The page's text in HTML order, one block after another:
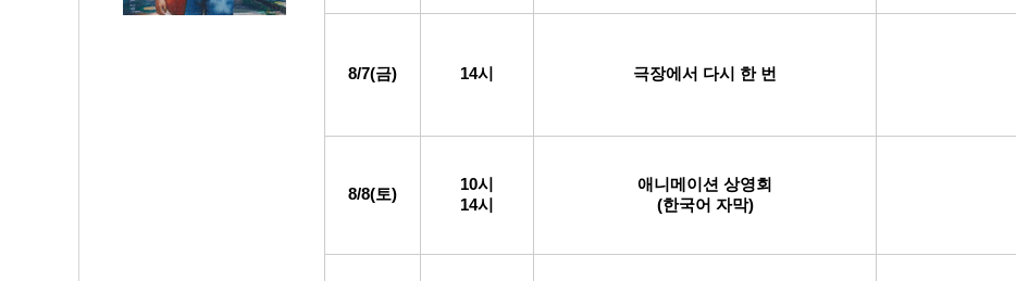
8/7(금) 14시 극장에서 다시 한 번
8/8(토)
10시
14시
애니메이션 상영회
(한국어 자막)